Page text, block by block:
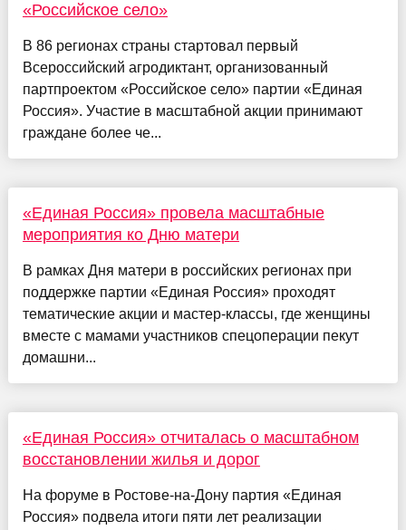
«Российское село»
В 86 регионах страны стартовал первый
Всероссийский агродиктант, организованный
партпроектом «Российское село» партии «Единая
Россия». Участие в масштабной акции принимают
граждане более че...
«Единая Россия» провела масштабные
мероприятия ко Дню матери
В рамках Дня матери в российских регионах при
поддержке партии «Единая Россия» проходят
тематические акции и мастер-классы, где женщины
вместе с мамами участников спецоперации пекут
домашни...
«Единая Россия» отчиталась о масштабном
восстановлении жилья и дорог
На форуме в Ростове-на-Дону партия «Единая
Россия» подвела итоги пяти лет реализации